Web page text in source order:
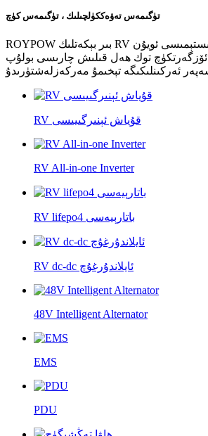
تۈگىمەس تەۋەككۈلچىلىك ، تۈگىمەس كۈچ
ROYPOW بىر بېكەتلىك RV ئېنېرگىيە ساقلاش سىستېمىسى ئويۇن
ئۆزگەرتكۈچ توك ھەل قىلىش چارىسى بولۇپ ، RVers نى تور
RV قۇياش ئېنىرگىيىسى
RV All-in-one Inverter
RV lifepo4 باتارېيەسى
RV dc-dc ئايلاندۇرغۇچ
48V Intelligent Alternator
EMS
PDU